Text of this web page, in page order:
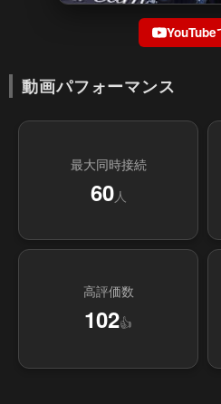
YouTube
動画パフォーマンス
最大同時接続
60人
高評価数
102👍